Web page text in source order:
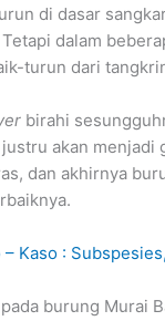
di dasar
dalam
turun dari
birahi
akan menjadi
dan akhirnya
Kaso :
burung Murai